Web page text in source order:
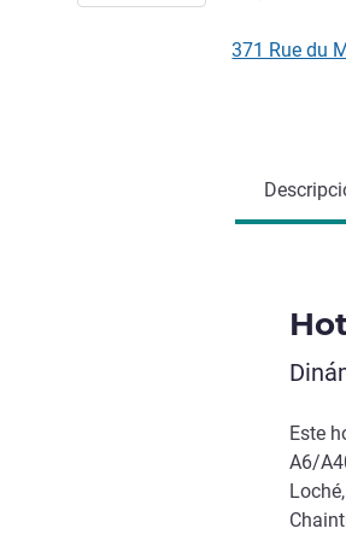
371 Rue du
Este
A6/